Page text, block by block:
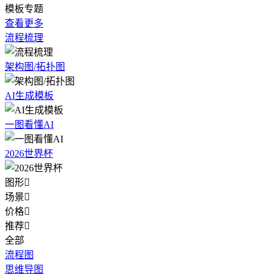
模板专题
查看更多
流程梳理
架构图/拓扑图
AI生成模板
一图看懂AI
2026世界杯
图形
场景
价格
推荐
全部
流程图
思维导图